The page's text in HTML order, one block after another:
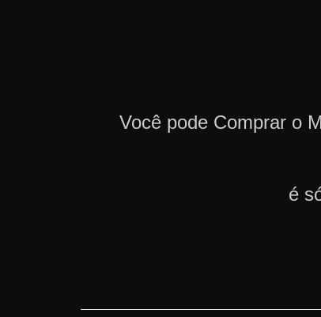
Você pode Comprar o
é